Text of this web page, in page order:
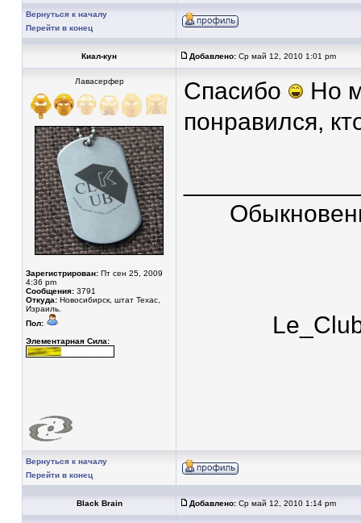
Вернуться к началу
Перейти в конец
Киал-кун Добавлено: Ср май 12, 2010 1:01 pm
Лавасерфер
Зарегистрирован: Пт сен 25, 2009
4:36 pm
Сообщения: 3791
Откуда: Новосибирск, штат Техас,
Израиль.
Пол:
Элементарная Сила:
Спасибо
Но
понравился,
Вернуться к началу
Перейти в конец
Black Brain Добавлено: Ср май 12, 2010 1:14 pm